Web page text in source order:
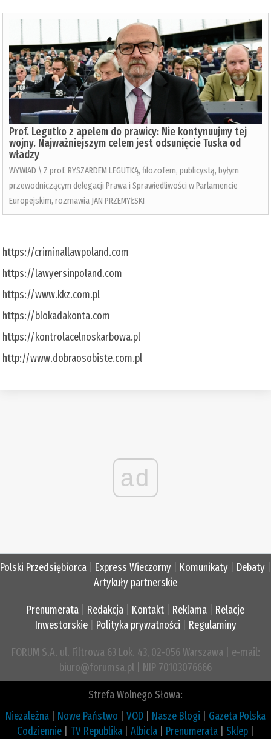
Prof. Legutko z apelem do prawicy: Nie kontynuujmy tej
wojny. Najważniejszym celem jest odsunięcie Tuska od
władzy
WYWIAD \ Z prof. RYSZARDEM LEGUTKĄ, filozofem, publicystą, byłym
przewodniczącym delegacji Prawa i Sprawiedliwości w Parlamencie
Europejskim, rozmawia JAN PRZEMYŁSKI
https://criminallawpoland.com
https://lawyersinpoland.com
https://www.kkz.com.pl
https://blokadakonta.com
https://kontrolacelnoskarbowa.pl
http://www.dobraosobiste.com.pl
ad
Polski Przedsiębiorca Express Wieczorny Komunikaty Debaty
Artykuły partnerskie
Prenumerata Redakcja Kontakt Reklama
Relacje
Inwestorskie| Polityka prywatności Regulaminy
FORUM S.A. ul. Filtrowa 63 Lok. 43, 02-056 Warszawa | e-mail:
biuro@forumsa.pl | NIP 70103076666
Strefa Wolnego Słowa:
Niezależna
Nowe Państwo VOD Nasze Blogi
Gazeta Polska
Codziennie
TV Republika Albicla Prenumerata Sklep